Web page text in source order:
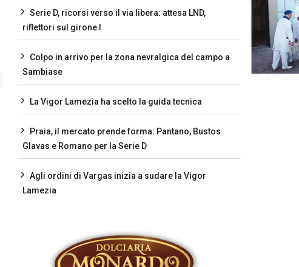
Serie D, ricorsi verso il via libera: attesa LND,
riflettori sul girone I
Colpo in arrivo per la zona nevralgica del campo a
Sambiase
La Vigor Lamezia ha scelto la guida tecnica
Praia, il mercato prende forma: Pantano, Bustos
Glavas e Romano per la Serie D
Agli ordini di Vargas inizia a sudare la Vigor
Lamezia